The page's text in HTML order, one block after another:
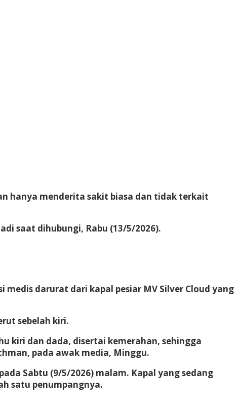
hanya menderita sakit biasa dan tidak terkait
saat dihubungi, Rabu (13/5/2026).
darurat dari kapal pesiar MV Silver Cloud yang
sebelah kiri.
kiri dan dada, disertai kemerahan, sehingga
pada awak media, Minggu.
Sabtu (9/5/2026) malam. Kapal yang sedang
satu penumpangnya.